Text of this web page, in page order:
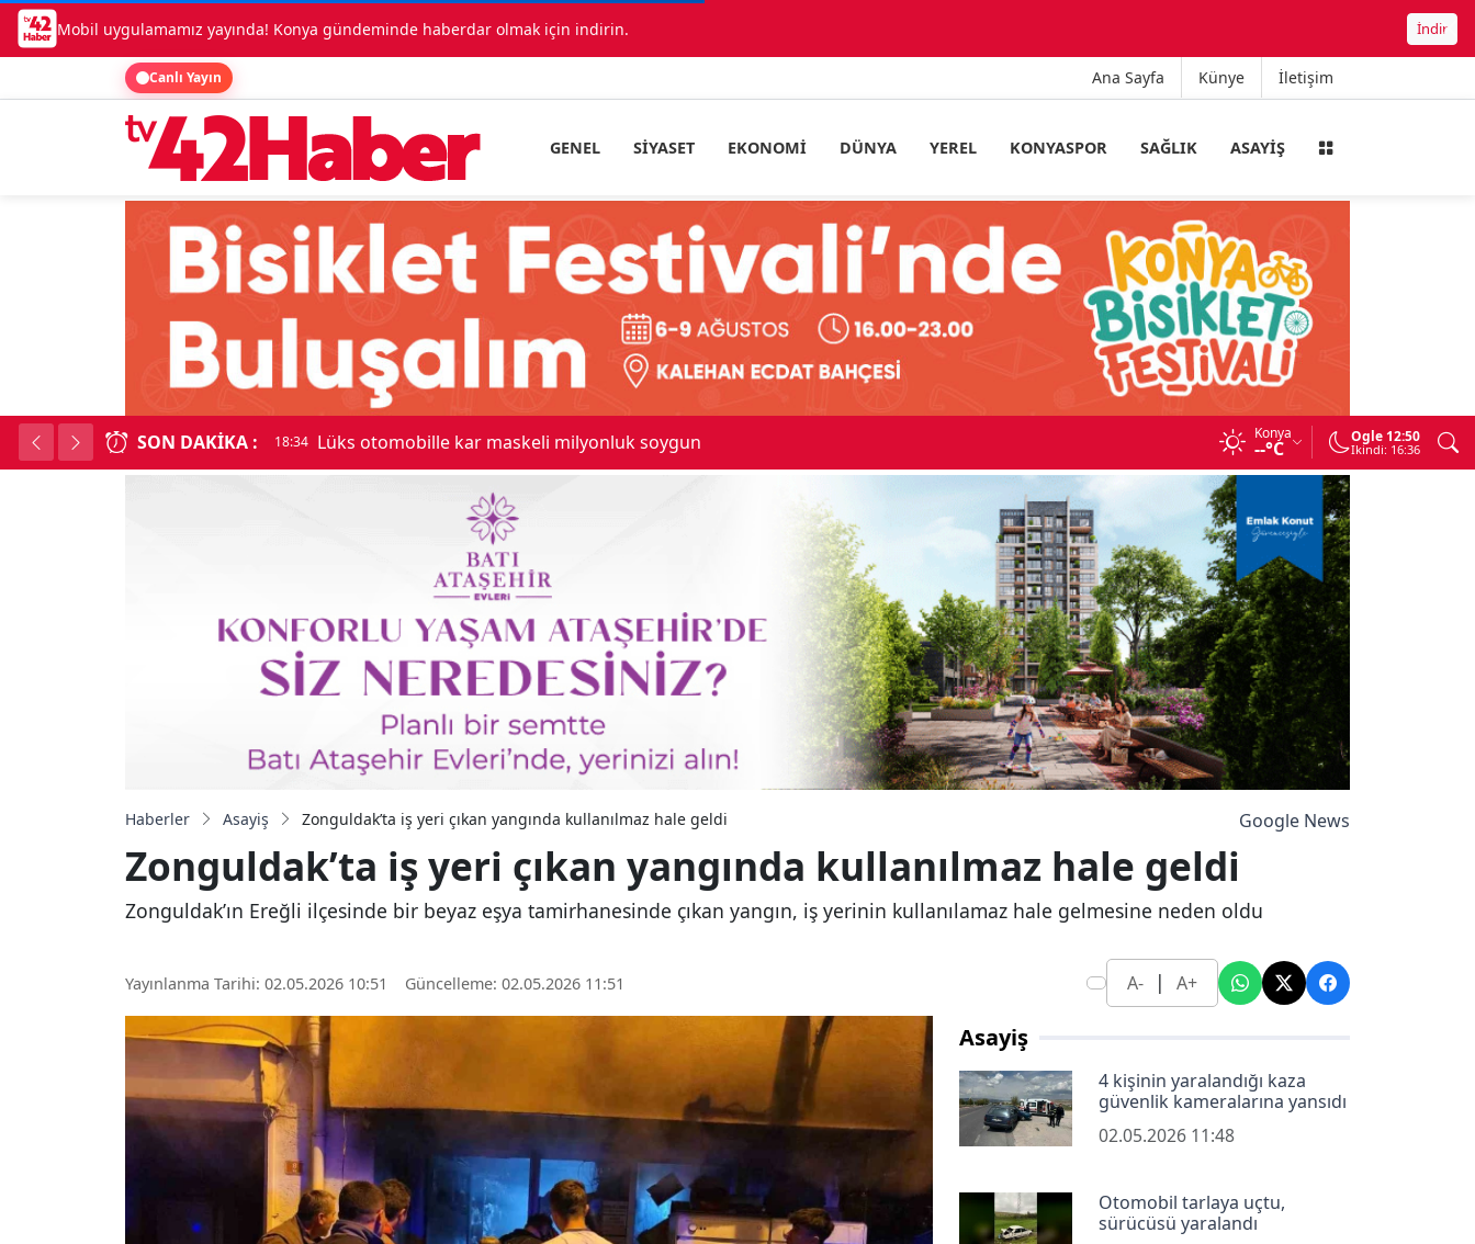
Mobil uygulamamız yayında! Konya gündeminde haberdar olmak için indirin. İndir
Canlı Yayın Ana Sayfa Künye İletişim
GENEL SIYASET EKONOMI DÜNYA YEREL KONYASPOR SAĞLIK ASAYIŞ
SON DAKIKA :
milyonluk soygun 18:34 Konya
--°C
Ogle 12:50
Ikindi: 16:36
Haberler Asayiş Zonguldak’ta iş yeri çıkan yangında kullanılmaz hale geldi Google News
Zonguldak’ta iş yeri çıkan yangında kullanılmaz hale geldi
Zonguldak’ın Ereğli ilçesinde bir beyaz eşya tamirhanesinde çıkan yangın, iş yerinin kullanılamaz hale gelmesine neden oldu
Yayınlanma Tarihi: 02.05.2026 10:51 Güncelleme: 02.05.2026 11:51 A- | A+
Asayiş
4 kişinin yaralandığı kaza
güvenlik kameralarına yansıdı
02.05.2026 11:48
Otomobil tarlaya uçtu,
sürücüsü yaralandı